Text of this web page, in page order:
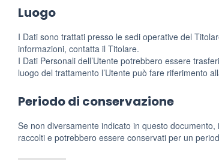
Luogo
I Dati sono trattati presso le sedi operative del
informazioni, contatta il Titolare.
I Dati Personali dell’Utente potrebbero essere
luogo del trattamento l’Utente può fare riferimento
Periodo di conservazione
Se non diversamente indicato in questo
raccolti e potrebbero essere conservati per un